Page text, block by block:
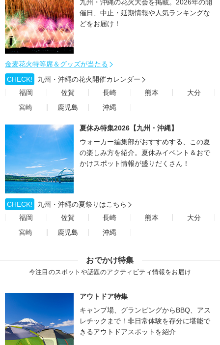
九州・沖縄の花火大会を掲載。2026年の開
催日、中止・延期情報や人気ランキングな
どをお届け！
金麦花火特等席＆グッズが当たる
CHECK!
九州・沖縄の花火開催カレンダー
福岡
佐賀 長崎 熊本
大分
宮崎
鹿児島 沖縄
夏休み特集2026【九州・沖縄】
ウォーカー編集部がおすすめする、この夏
の楽しみ方を紹介。夏休みイベント＆おで
かけスポット情報が盛りだくさん！
CHECK!
九州・沖縄の夏祭りはこちら
福岡
佐賀 長崎 熊本
大分
宮崎
鹿児島 沖縄
おでかけ特集
今注目のスポットや話題のアクティビティ情報をお届け
アウトドア特集
キャンプ場、グランピングからBBQ、アス
レチックまで！非日常体験を存分に堪能で
きるアウトドアスポットを紹介